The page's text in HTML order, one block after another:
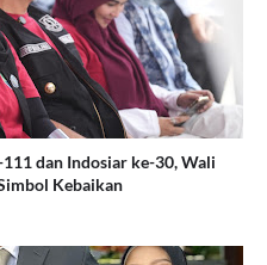
dan Indosiar ke-30, Wali
Kebaikan